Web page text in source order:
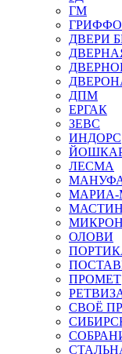
ГМ
ДВЕРИ
ДПМ
ЕРГАК
ЗЕВС
ИНДОРС
ЛЕСМА
МИКРОН
ОЛОВИ
ПРОМЕТ
СВОЁ